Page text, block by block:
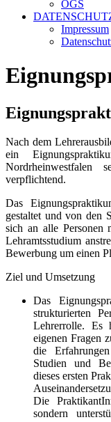
OGS
Impressum
Nach dem
ein
Nordrheinwestfalen
verpflichtend.
Das
gestaltet und von den
sich an alle Personen
Lehramtsstudium
Bewerbung um einen
Ziel und Umsetzung
Das
strukturierten
Lehrerrolle. Es
eigenen Fragen
die
Studien und
dieses ersten
Die
sondern